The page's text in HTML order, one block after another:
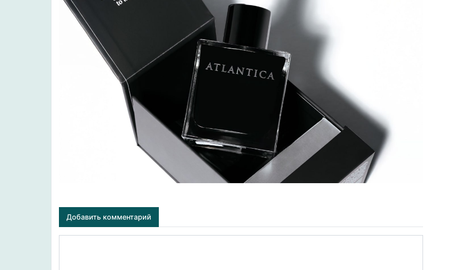
Добавить комментарий